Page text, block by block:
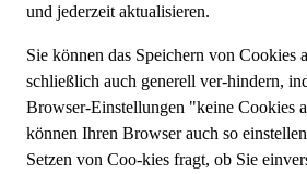
und jederzeit aktualisieren.
Sie können das Speichern von Cookies
schließlich auch generell ver-hindern,
Browser-Einstellungen "keine Cookies
können Ihren Browser auch so
Setzen von Coo-kies fragt, ob Sie